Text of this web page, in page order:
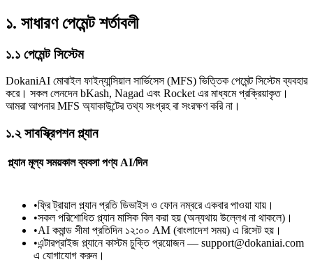
১. সাধারণ পেমেন্ট শর্তাবলী
১.১ পেমেন্ট সিস্টেম
DokaniAI মোবাইল ফাইন্যান্সিয়াল সার্ভিসেস (MFS) ভিত্তিক পেমেন্ট সিস্টেম ব্যবহার
করে। সকল লেনদেন bKash, Nagad এবং Rocket এর মাধ্যমে প্রক্রিয়াকৃত।
আমরা আপনার MFS অ্যাকাউন্টের তথ্য সংগ্রহ বা সংরক্ষণ করি না।
১.২ সাবস্ক্রিপশন প্ল্যান
প্ল্যান মূল্য সময়কাল ব্যবসা পণ্য AI/দিন
•ফ্রি ট্রায়াল প্ল্যান প্রতি ডিভাইস ও ফোন নম্বরে একবার পাওয়া যায়।
•সকল পরিশোধিত প্ল্যান মাসিক বিল করা হয় (অন্যথায় উল্লেখ না থাকলে)।
•AI কমান্ড সীমা প্রতিদিন ১২:০০ AM (বাংলাদেশ সময়) এ রিসেট হয়।
•এন্টারপ্রাইজ প্ল্যানে কাস্টম চুক্তি প্রয়োজন — support@dokaniai.com
এ যোগাযোগ করুন।